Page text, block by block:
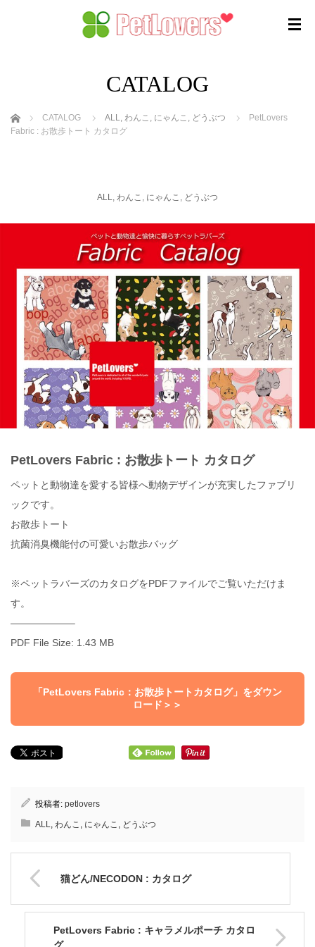
CATALOG
ホーム CATALOG ALL, わんこ , にゃんこ , どうぶつ
PetLovers
Fabric : お散歩トート カタログ
ALL, わんこ , にゃんこ , どうぶつ
PetLovers Fabric : お散歩トート カタログ
ペットと動物達を愛する皆様へ動物デザインが充実したファブリ
ックです。
お散歩トート
抗菌消臭機能付の可愛いお散歩バッグ
※ペットラバーズのカタログをPDFファイルでご覧いただけま
す。
——————–
PDF File Size: 1.43 MB
「PetLovers Fabric：お散歩トートカタログ」をダウン
ロード＞＞
投稿者: petlovers
ALL, わんこ , にゃんこ , どうぶつ
猫どん/NECODON : カタログ
PetLovers Fabric : キャラメルポーチ カタロ